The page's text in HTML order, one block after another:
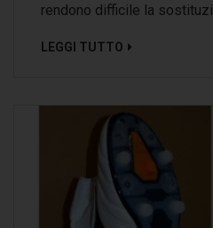
rendono difficile la
LEGGI TUTTO